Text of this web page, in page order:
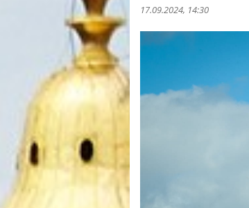
17.09.2024, 14:30